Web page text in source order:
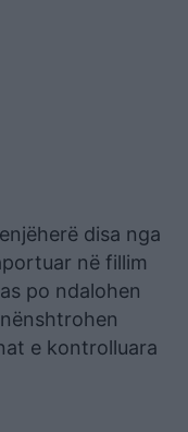
disa nga
në fillim
po ndalohen
e kontrolluara